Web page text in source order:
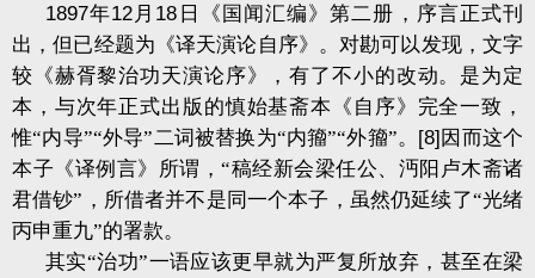
1897年12 月 18 日《国闻汇编》第二册，序言正式刊
出，但已经题为《译天演论自序》。对勘可以发现，文字
较《赫胥黎治功天演论序》，有了不小的改动。是为定
本，与次年正式出版的慎始基斋本《自序》完全一致，
惟“内导”“外导”二词被替换为“内籀”“外籀”。 [8]因而这个
本子《译例言》所谓，“稿经新会梁任公、沔阳卢木斋诸
君借钞”，所借者并不是同一个本子，虽然仍延续了“光绪
丙申重九”的署款。
其实“治功”一语应该更早就为严复所放弃，甚至在梁